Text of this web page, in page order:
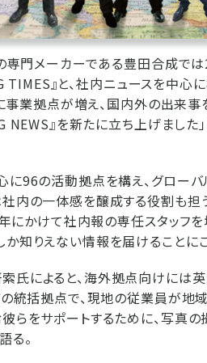
専門メーカーである豊田合成で
』と、社内ニュースを中心
に事業拠点が増え、国内外の出来
NEWS』を新たに立ち上げまし
96の活動拠点を構え、グロー
社内の一体感を醸成する役割も
かけて社内報の専任スタッフ
知りえない情報を届けることに
氏によると、海外拠点向けには
統括拠点で、現地の従業員が地
らをサポートするために、写真
る。